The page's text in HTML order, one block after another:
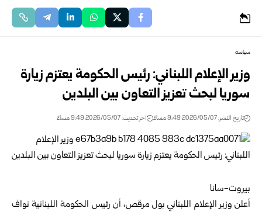
سياسة
وزير الإعلام اللبناني: رئيس الحكومة يعتزم زيارة
سوريا لبحث تعزيز التعاون بين البلدين
تاريخ النشر: 2026/05/07 9:49 مساءً اخر تحديث: 2026/05/07 9:49 مساءً
بيروت-سانا
أعلن وزير الإعلام اللبناني بول مرقص، أن رئيس الحكومة اللبنانية نواف